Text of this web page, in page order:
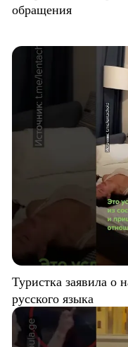
обращения
Туристка заявила о
русского языка